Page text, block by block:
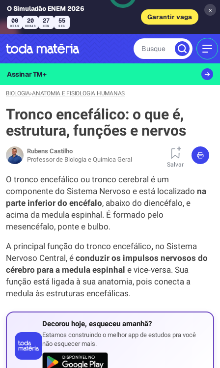
O Simuladão ENEM 2026
00
DIAS
20
HORAS
27
MIN
54
SEG
Garantir vaga
×
Busque
Assinar TM+
BIOLOGIA›ANATOMIA E FISIOLOGIA HUMANAS
Tronco encefálico: o que é,
estrutura, funções e nervos
Rubens Castilho
Professor de Biologia e Química Geral
Salvar
O tronco encefálico ou tronco cerebral é um
componente do Sistema Nervoso e está localizado na
parte inferior do encéfalo, abaixo do diencéfalo, e
acima da medula espinhal. É formado pelo
mesencéfalo, ponte e bulbo.
A principal função do tronco encefálico, no Sistema
Nervoso Central, é conduzir os impulsos nervosos do
cérebro para a medula espinhal e vice-versa. Sua
função está ligada à sua anatomia, pois conecta a
medula às estruturas encefálicas.
Decorou hoje, esqueceu amanhã?
Estamos construindo o melhor app de estudos pra você
não esquecer mais.